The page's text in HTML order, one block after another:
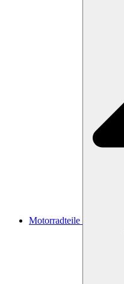
Motorradteile